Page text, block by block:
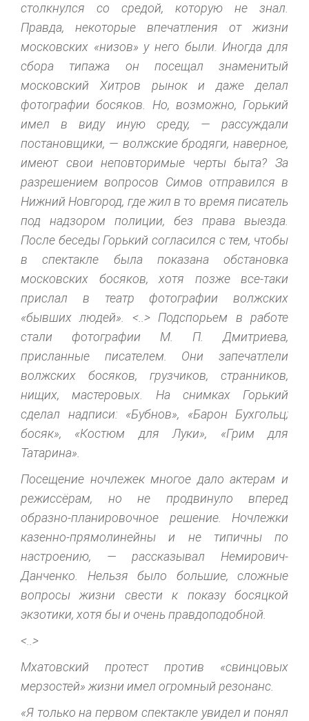
столкнулся со средой, которую не знал.
Правда, некоторые впечатления от жизни
московских «низов» у него были. Иногда для
сбора типажа он посещал знаменитый
московский Хитров рынок и даже делал
фотографии босяков. Но, возможно, Горький
имел в виду иную среду, — рассуждали
постановщики, — волжские бродяги, наверное,
имеют свои неповторимые черты быта? За
разрешением вопросов Симов отправился в
Нижний Новгород, где жил в то время писатель
под надзором полиции, без права выезда.
После беседы Горький согласился с тем, чтобы
в спектакле была показана обстановка
московских босяков, хотя позже все-таки
прислал в театр фотографии волжских
«бывших людей». <..> Подспорьем в работе
стали фотографии М. П. Дмитриева,
присланные писателем. Они запечатлели
волжских босяков, грузчиков, странников,
нищих, мастеровых. На снимках Горький
сделал надписи: «Бубнов», «Барон Бухгольц;
босяк», «Костюм для Луки», «Грим для
Татарина».
Посещение ночлежек многое дало актерам и
режиссёрам, но не продвинуло вперед
образно-планировочное решение. Ночлежки
казенно-прямолинейны и не типичны по
настроению, — рассказывал Немирович-
Данченко. Нельзя было большие, сложные
вопросы жизни свести к показу босяцкой
экзотики, хотя бы и очень правдоподобной.
<..>
Мхатовский протест против «свинцовых
мерзостей» жизни имел огромный резонанс.
«Я только на первом спектакле увидел и понял